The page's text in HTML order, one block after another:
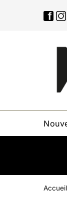
Accueil